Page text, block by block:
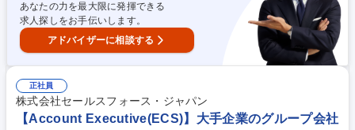
する事ができます。 募集職種 大手金融（銀行）業界向け【ITソリューシ
ョン営業】CRM＋AI世界No.1企業
あなたの力を最大限に発揮できる
求人探しをお手伝いします。
アドバイザーに相談する
正社員
株式会社セールスフォース・ジャパン
【Account Executive(ECS)】大手企業のグループ会社